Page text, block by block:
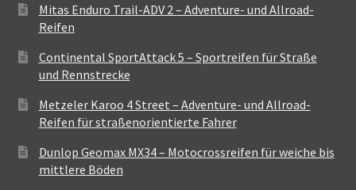
Mitas Enduro Trail-ADV 2 – Adventure- und Allroad-
Reifen
Continental SportAttack 5 – Sportreifen für Straße
und Rennstrecke
Metzeler Karoo 4 Street – Adventure- und Allroad-
Reifen für straßenorientierte Fahrer
Dunlop Geomax MX34 – Motocrossreifen für weiche bis
mittlere Böden